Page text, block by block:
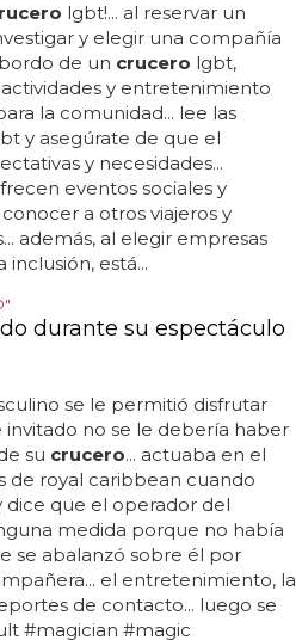
lgbt!... al reservar un
y elegir una compañía
de un crucero lgbt,
y entretenimiento
la comunidad... lee las
y asegúrate de que el
y necesidades...
eventos sociales y
a otros viajeros y
además, al elegir empresas
está...
durante su espectáculo
se le permitió disfrutar
invitado no se le debería haber
su crucero... actuaba en el
de royal caribbean cuando
dice que el operador del
medida porque no había
se abalanzó sobre él por
el entretenimiento, la
de contacto... luego se
#magician #magic